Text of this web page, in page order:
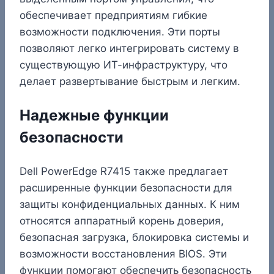
обеспечивает предприятиям гибкие
возможности подключения. Эти порты
позволяют легко интегрировать систему в
существующую ИТ-инфраструктуру, что
делает развертывание быстрым и легким.
Надежные функции
безопасности
Dell PowerEdge R7415 также предлагает
расширенные функции безопасности для
защиты конфиденциальных данных. К ним
относятся аппаратный корень доверия,
безопасная загрузка, блокировка системы и
возможности восстановления BIOS. Эти
функции помогают обеспечить безопасность